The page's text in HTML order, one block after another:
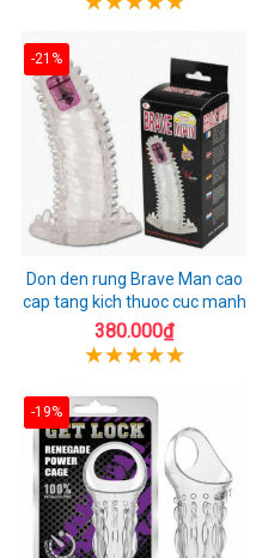
-21%
Don den rung Brave Man cao
cap tang kich thuoc cuc manh
380.000₫
-19%